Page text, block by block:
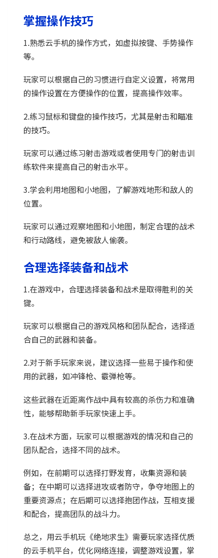
掌握操作技巧
1.熟悉云手机的操作方式，如虚拟按键、手势操作
等。
玩家可以根据自己的习惯进行自定义设置，将常用
的操作设置在方便操作的位置，提高操作效率。
2.练习鼠标和键盘的操作技巧，尤其是射击和瞄准
的技巧。
玩家可以通过练习射击游戏或者使用专门的射击训
练软件来提高自己的射击水平。
3.学会利用地图和小地图，了解游戏地形和敌人的
位置。
玩家可以通过观察地图和小地图，制定合理的战术
和行动路线，避免被敌人偷袭。
合理选择装备和战术
1.在游戏中，合理选择装备和战术是取得胜利的关
键。
玩家可以根据自己的游戏风格和团队配合，选择适
合自己的武器和装备。
2.对于新手玩家来说，建议选择一些易于操作和使
用的武器，如冲锋枪、霰弹枪等。
这些武器在近距离作战中具有较高的杀伤力和准确
性，能够帮助新手玩家快速上手。
3.在战术方面，玩家可以根据游戏的情况和自己的
团队配合，选择不同的战术。
例如，在前期可以选择打野发育，收集资源和装
备；在中期可以选择进攻或者防守，争夺地图上的
重要资源点；在后期可以选择抱团作战，互相支援
和配合，提高团队的战斗力。
总之，用云手机玩《绝地求生》需要玩家选择优质
的云手机平台，优化网络连接，调整游戏设置，掌